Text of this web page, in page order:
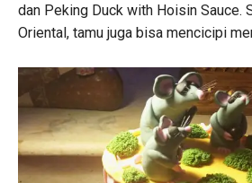
dan Peking Duck with Hoisin Sauce.
Oriental, tamu juga bisa mencicipi